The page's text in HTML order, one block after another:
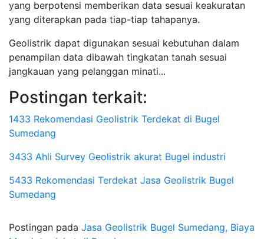
yang berpotensi memberikan data sesuai keakuratan
yang diterapkan pada tiap-tiap tahapanya.
Geolistrik dapat digunakan sesuai kebutuhan dalam
penampilan data dibawah tingkatan tanah sesuai
jangkauan yang pelanggan minati...
Postingan terkait:
1433 Rekomendasi Geolistrik Terdekat di Bugel
Sumedang
3433 Ahli Survey Geolistrik akurat Bugel industri
5433 Rekomendasi Terdekat Jasa Geolistrik Bugel
Sumedang
Postingan pada Jasa Geolistrik Bugel Sumedang, Biaya